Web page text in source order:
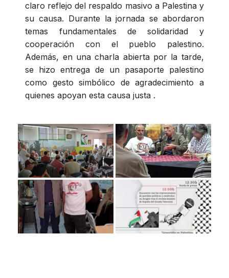
claro reflejo del respaldo masivo a Palestina y
su causa. Durante la jornada se abordaron
temas fundamentales de solidaridad y
cooperación con el pueblo palestino.
Además, en una charla abierta por la tarde,
se hizo entrega de un pasaporte palestino
como gesto simbólico de agradecimiento a
quienes apoyan esta causa justa .